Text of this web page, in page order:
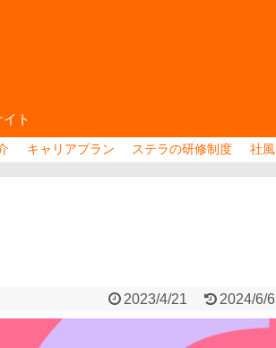
ト
キャリアプラン ステラの研修制度 社風
2023/4/21 2024/6/6